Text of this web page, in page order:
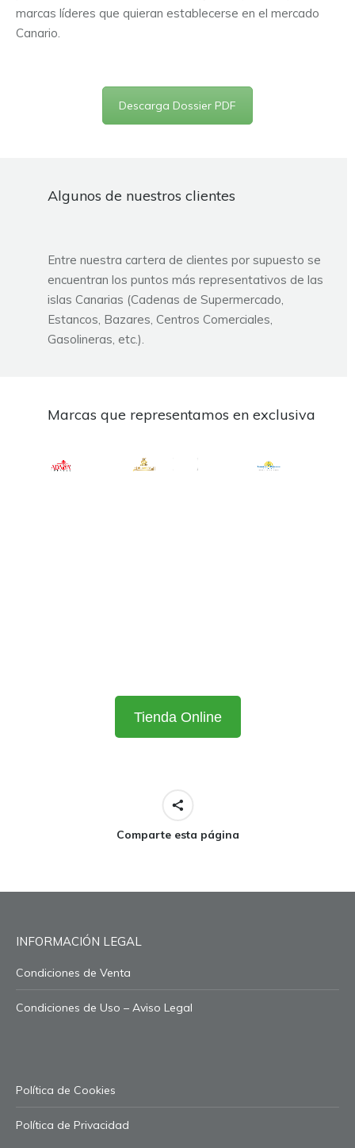
marcas líderes que quieran establecerse en el mercado
Canario.
Descarga Dossier PDF
Algunos de nuestros clientes
Entre nuestra cartera de clientes por supuesto se
encuentran los puntos más representativos de las
islas Canarias (Cadenas de Supermercado,
Estancos, Bazares, Centros Comerciales,
Gasolineras, etc.).
Marcas que representamos en exclusiva
Tienda Online
Comparte esta página
INFORMACIÓN LEGAL
Condiciones de Venta
Condiciones de Uso – Aviso Legal
Política de Cookies
Política de Privacidad